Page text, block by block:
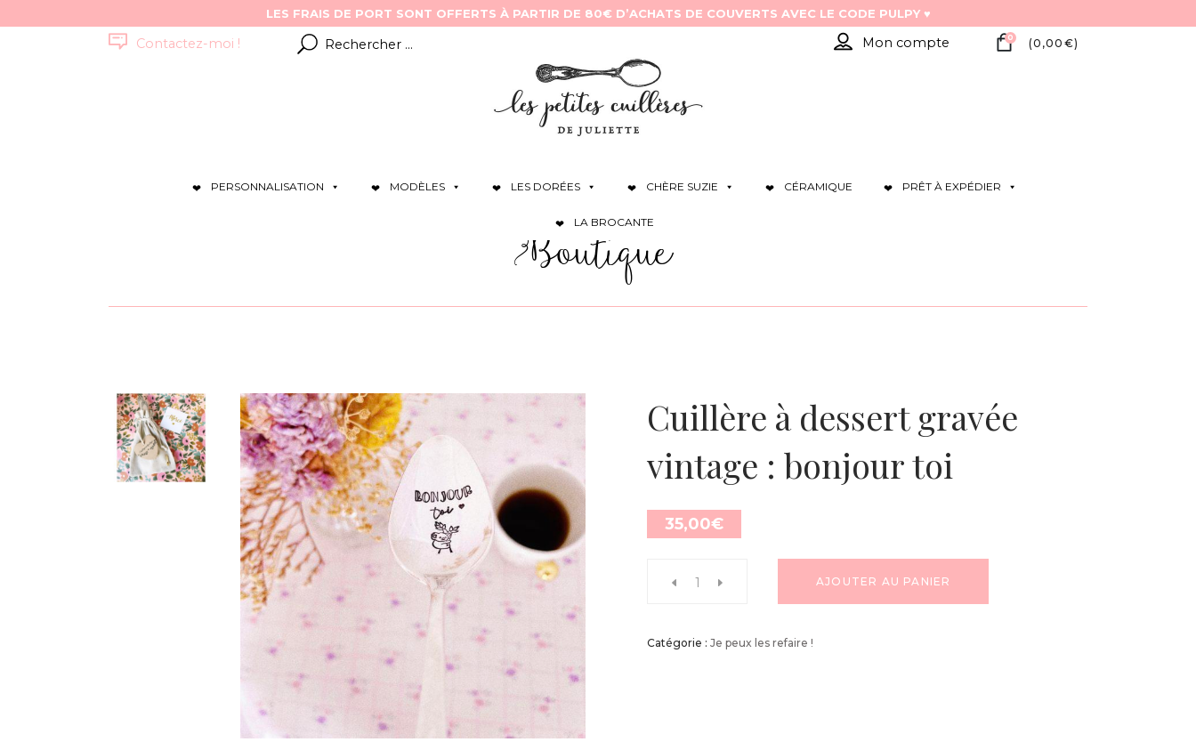
Contactez-moi !
Résultats
pour
Mon compte 0 (0,00 €)
PERSONNALISATION MODÈLES LES DORÉES CHÈRE SUZIE CÉRAMIQUE PRÊT À EXPÉDIER
LA BROCANTE
Boutique
Cuillère à dessert gravée
vintage : bonjour toi
35,00€
AJOUTER AU PANIER
Catégorie : Je peux les refaire !